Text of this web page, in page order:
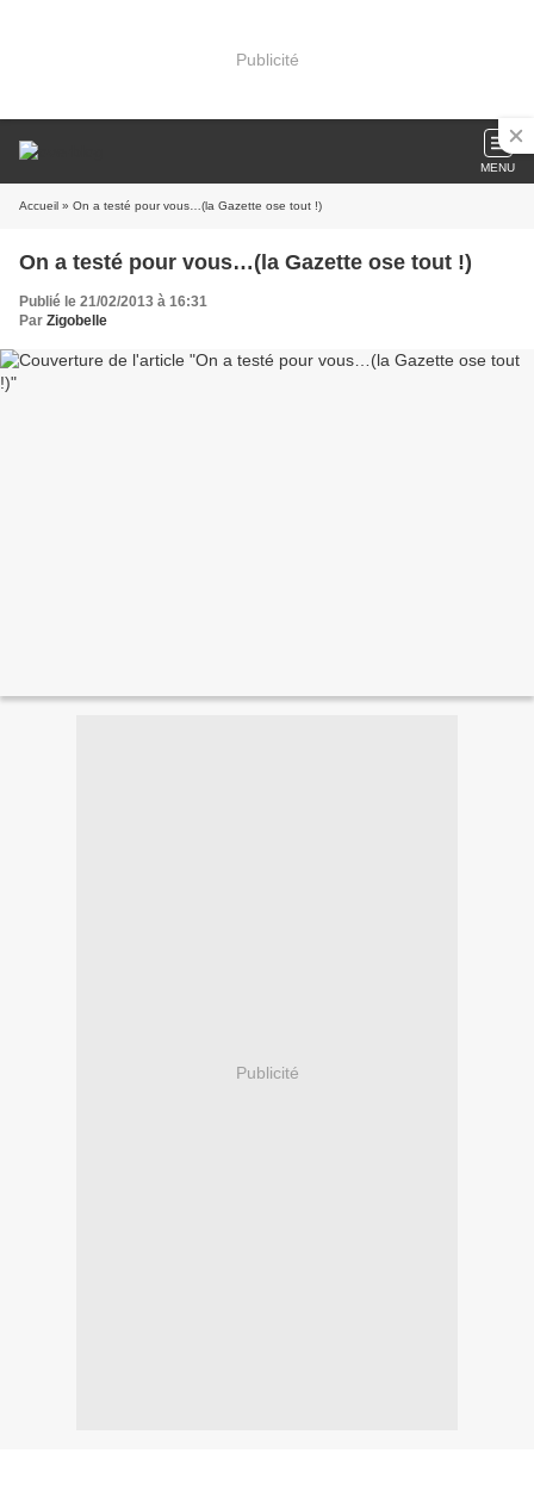
Publicité
MENU
Accueil » On a testé pour vous…(la Gazette ose tout !)
On a testé pour vous…(la Gazette ose tout !)
Publié le 21/02/2013 à 16:31
Par Zigobelle
Publicité